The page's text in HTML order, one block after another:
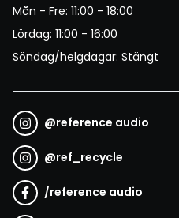
Mån - Fre: 11:00 - 18:00
Lördag: 11:00 - 16:00
Söndag/helgdagar: Stängt
@reference audio
@ref_recycle
/reference audio